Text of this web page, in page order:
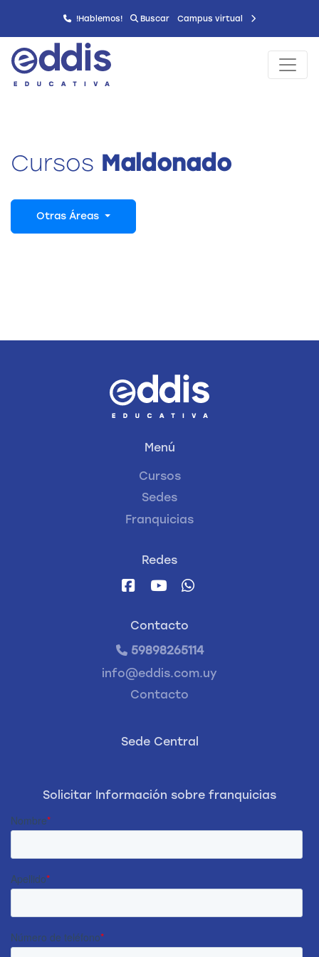
!Hablemos! Buscar Campus virtual
Cursos Maldonado
Otras Áreas
Menú
Cursos
Sedes
Franquicias
Redes
Contacto
59898265114
info@eddis.com.uy
Contacto
Sede Central
Solicitar Información sobre franquicias